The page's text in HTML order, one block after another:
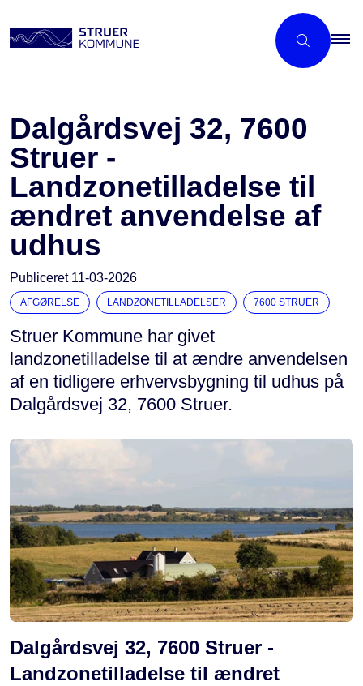
Dalgårdsvej 32, 7600
Struer -
Landzonetilladelse til
ændret anvendelse af
udhus
Publiceret 11-03-2026
AFGØRELSE LANDZONETILLADELSER 7600 STRUER
Struer Kommune har givet
landzonetilladelse til at ændre anvendelsen
af en tidligere erhvervsbygning til udhus på
Dalgårdsvej 32, 7600 Struer.
Dalgårdsvej 32, 7600 Struer -
Landzonetilladelse til ændret